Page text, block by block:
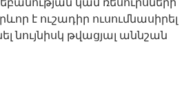
է ուշադիր ուսումնասիրել
նույնիսկ թվացյալ աննշան